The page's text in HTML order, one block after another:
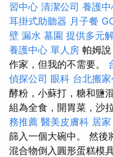
習中心 清潔公司 養護
耳掛式助聽器 月子餐
壁 漏水 墓園 提供多元
養護中心 單人房 帕姆
作家，但我的不需要。
偵探公司 眼科 台北搬家
酵粉，小蘇打，糖和鹽
組為全食，開胃菜，沙
務推薦 醫美皮膚科 居家
篩入一個大碗中。 然後
混合物倒入圓形蛋糕模